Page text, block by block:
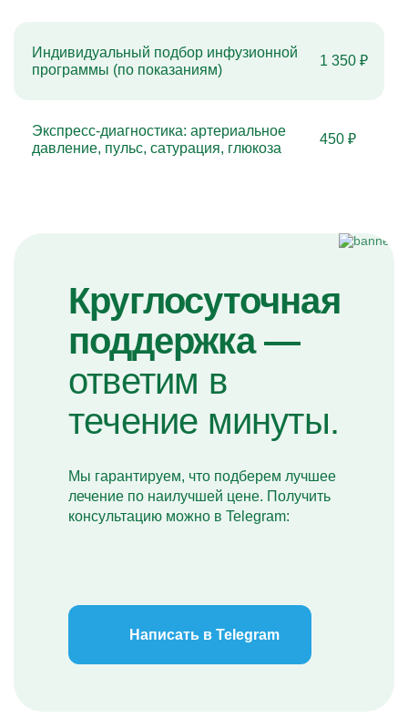
Индивидуальный подбор инфузионной
программы (по показаниям)
1 350 ₽
Экспресс-диагностика: артериальное
давление, пульс, сатурация, глюкоза
450 ₽
Круглосуточная
поддержка —
ответим в
течение минуты.
Мы гарантируем, что подберем лучшее
лечение по наилучшей цене. Получить
консультацию можно в Telegram:
Написать в Telegram